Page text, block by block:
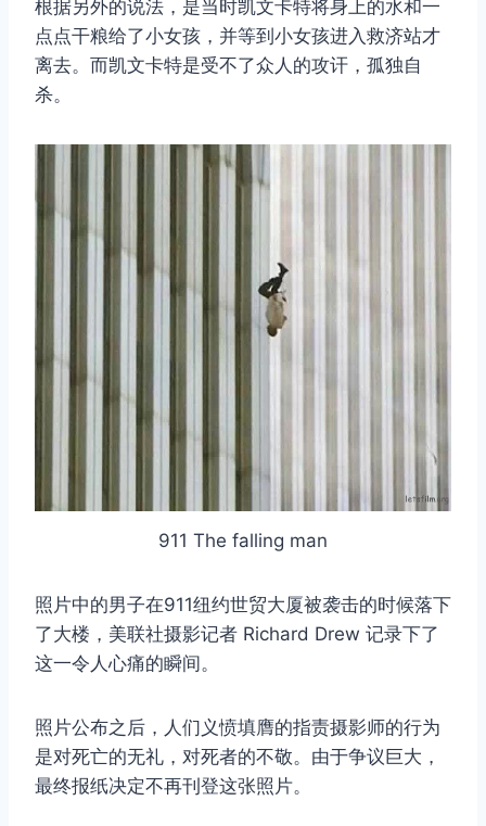
根据另外的说法，是当时凯文卡特将身上的水和一
点点干粮给了小女孩，并等到小女孩进入救济站才
离去。而凯文卡特是受不了众人的攻讦，孤独自
杀。
911 The falling man
照片中的男子在911纽约世贸大厦被袭击的时候落下
了大楼，美联社摄影记者 Richard Drew 记录下了
这一令人心痛的瞬间。
照片公布之后，人们义愤填膺的指责摄影师的行为
是对死亡的无礼，对死者的不敬。由于争议巨大，
最终报纸决定不再刊登这张照片。